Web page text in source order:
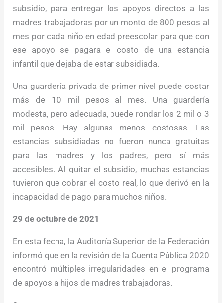
subsidio, para entregar los apoyos directos a las
madres trabajadoras por un monto de 800 pesos al
mes por cada niño en edad preescolar para que con
ese apoyo se pagara el costo de una estancia
infantil que dejaba de estar subsidiada.
Una guardería privada de primer nivel puede costar
más de 10 mil pesos al mes. Una guardería
modesta, pero adecuada, puede rondar los 2 mil o 3
mil pesos. Hay algunas menos costosas. Las
estancias subsidiadas no fueron nunca gratuitas
para las madres y los padres, pero sí más
accesibles. Al quitar el subsidio, muchas estancias
tuvieron que cobrar el costo real, lo que derivó en la
incapacidad de pago para muchos niños.
29 de octubre de 2021
En esta fecha, la Auditoría Superior de la Federación
informó que en la revisión de la Cuenta Pública 2020
encontró múltiples irregularidades en el programa
de apoyos a hijos de madres trabajadoras.